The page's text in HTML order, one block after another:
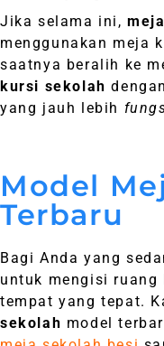
Jika selama ini,
menggunakan meja
saatnya beralih ke
kursi sekolah
yang jauh lebih
Model
Terbaru
Bagi Anda yang
untuk mengisi
tempat yang tepat.
sekolah model